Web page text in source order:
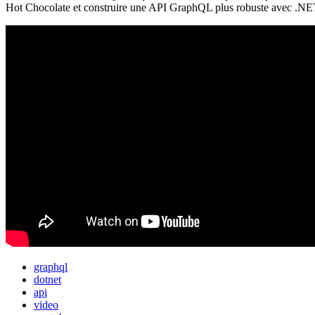
Hot Chocolate et construire une API GraphQL plus robuste avec
graphql
dotnet
api
video